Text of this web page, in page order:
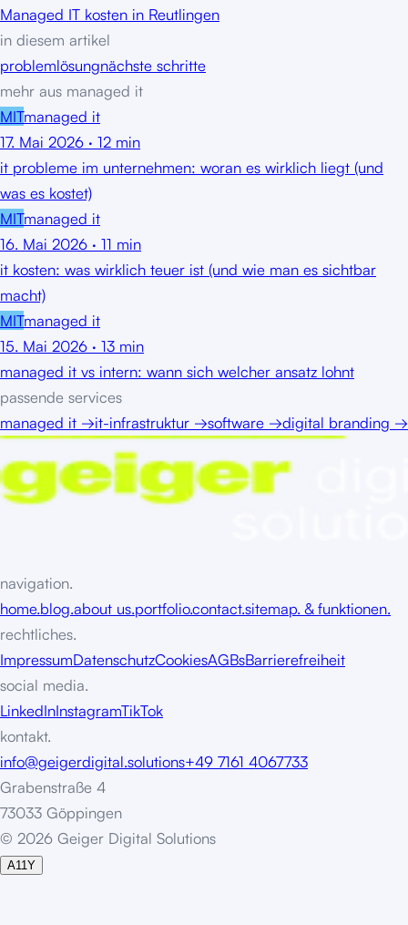
Managed IT kosten in Reutlingen
in diesem artikel
problemlösungnächste schritte
mehr aus managed it
MITmanaged it
17. Mai 2026 · 12 min
it probleme im unternehmen: woran es wirklich liegt (und
was es kostet)
MITmanaged it
16. Mai 2026 · 11 min
it kosten: was wirklich teuer ist (und wie man es sichtbar
macht)
MITmanaged it
15. Mai 2026 · 13 min
managed it vs intern: wann sich welcher ansatz lohnt
passende services
managed it →it-infrastruktur →software →digital branding →
navigation.
home.blog.about us.portfolio.contact.sitemap. & funktionen.
rechtliches.
ImpressumDatenschutzCookiesAGBsBarrierefreiheit
social media.
LinkedInInstagramTikTok
kontakt.
info@geigerdigital.solutions+49 7161 4067733
Grabenstraße 4
73033 Göppingen
© 2026 Geiger Digital Solutions
A11Y